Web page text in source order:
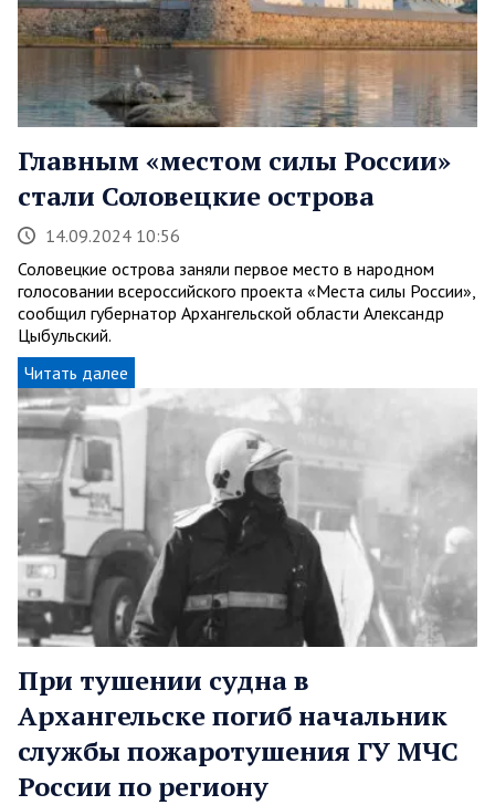
Главным «местом силы России»
стали Соловецкие острова
14.09.2024 10:56
Соловецкие острова заняли первое место в народном
голосовании всероссийского проекта «Места силы России»,
сообщил губернатор Архангельской области Александр
Цыбульский.
Читать далее
При тушении судна в
Архангельске погиб начальник
службы пожаротушения ГУ МЧС
России по региону